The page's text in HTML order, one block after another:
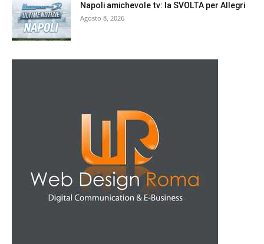
Napoli amichevole tv: la SVOLTA per Allegri
Agosto 8, 2026